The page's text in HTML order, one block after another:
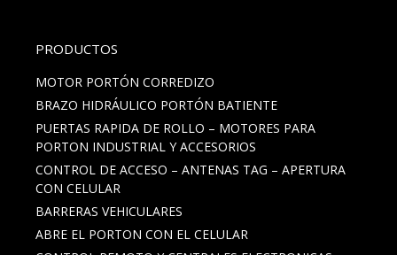
PRODUCTOS
MOTOR PORTÓN CORREDIZO
BRAZO HIDRÁULICO PORTÓN BATIENTE
PUERTAS RAPIDA DE ROLLO – MOTORES PARA
PORTON INDUSTRIAL Y ACCESORIOS
CONTROL DE ACCESO – ANTENAS TAG – APERTURA
CON CELULAR
BARRERAS VEHICULARES
ABRE EL PORTON CON EL CELULAR